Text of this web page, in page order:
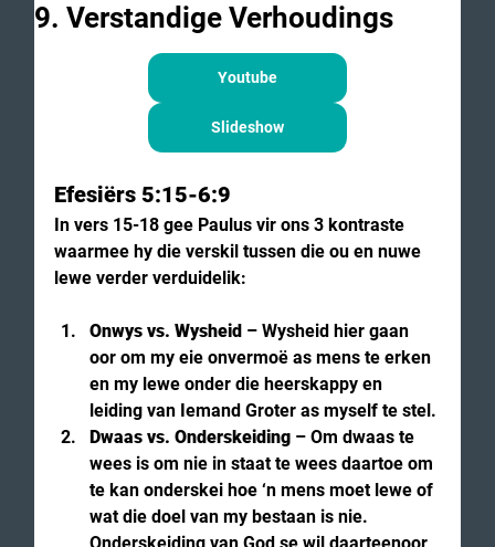
9. Verstandige Verhoudings
Youtube
Slideshow
Efesiërs 5:15-6:9
In vers 15-18 gee Paulus vir ons 3 kontraste
waarmee hy die verskil tussen die ou en nuwe
lewe verder verduidelik:
Onwys vs. Wysheid – Wysheid hier gaan
oor om my eie onvermoë as mens te erken
en my lewe onder die heerskappy en
leiding van Iemand Groter as myself te stel.
Dwaas vs. Onderskeiding – Om dwaas te
wees is om nie in staat te wees daartoe om
te kan onderskei hoe ‘n mens moet lewe of
wat die doel van my bestaan is nie.